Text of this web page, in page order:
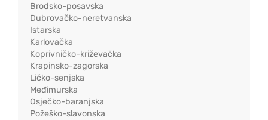
Brodsko-posavska
Dubrovačko-neretvanska
Istarska
Karlovačka
Koprivničko-križevačka
Krapinsko-zagorska
Ličko-senjska
Međimurska
Osječko-baranjska
Požeško-slavonska